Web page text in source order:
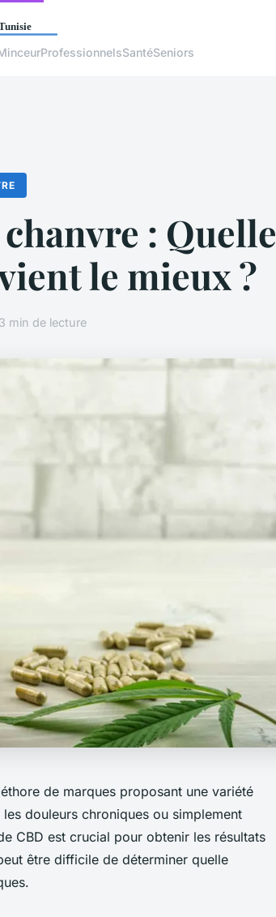
ProfessionnelsSantéSeniors
: Quelle
le mieux ?
3 min de lecture
de marques proposant une variété
douleurs chroniques ou simplement
CBD est crucial pour obtenir les résultats
être difficile de déterminer quelle